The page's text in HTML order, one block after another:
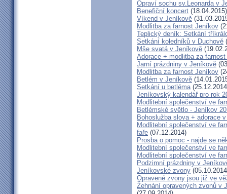
Opraví sochu sv.Leonarda v
Benefiční koncert (18.04.2015)
Víkend v Jeníkově
Modlitba za farnost Jeníkov
Teplický deník: Setkání
Setkání koledníků v Duchově
Mše svatá v Jeníkově
Adorace + modlitba za
Jarní prázdniny v Jeníkově
Modlitba za farnost Jeníkov
Betlém v Jeníkově
Setkání u betléma
Jeníkovský kalendář pro rok
Modlitební společenství ve
Betlémské světlo - Jeníkov
Bohoslužba slova + adorace
Modlitební společenství ve
faře (07.12.2014)
Prosba o pomoc - najde se
Modlitební společenství ve
Modlitební společenství ve
Podzimní prázdniny v
Jeníkovské zvony
Opravené zvony jsou již ve
Žehnání opravených zvonů v